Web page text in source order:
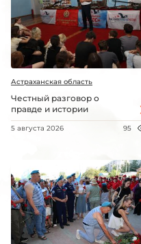
Астраханская область
Честный разговор о
правде и истории
5 августа 2026 95